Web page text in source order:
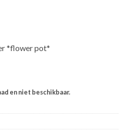
*flower pot*
en niet beschikbaar.